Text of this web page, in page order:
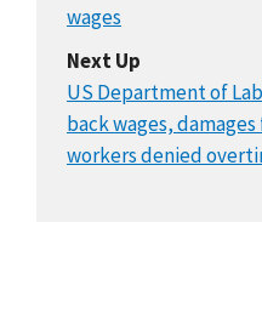
wages
Next Up
US Department of
back wages,
workers denied